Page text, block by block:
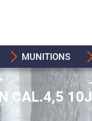
MUNITIONS
CAL.4,5 10J